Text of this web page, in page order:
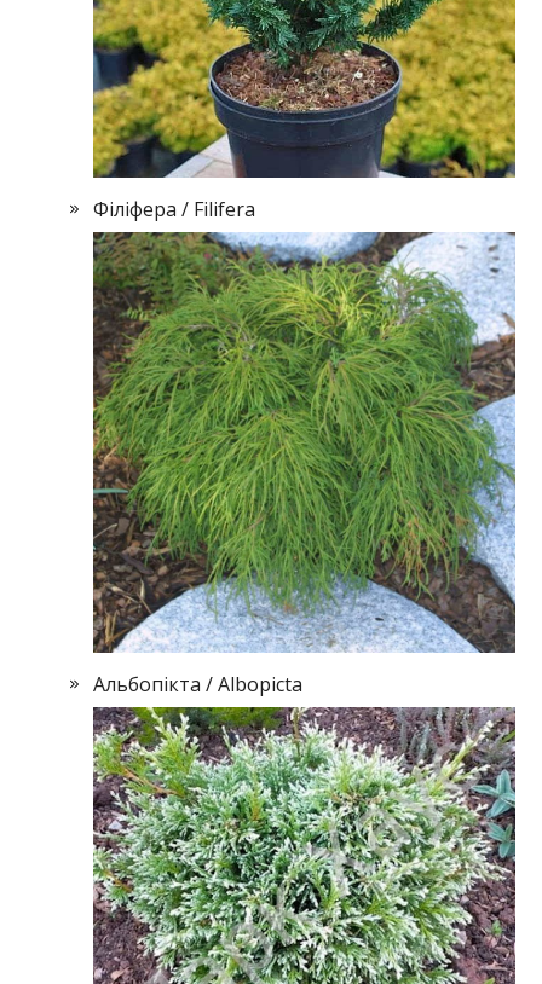
Філіфера / Filifera
Альбопікта / Albopicta